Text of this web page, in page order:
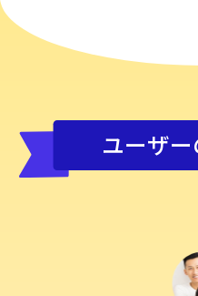
ユーザ